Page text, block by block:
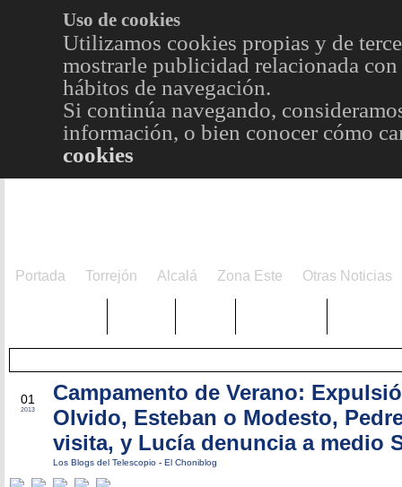
Uso de cookies
Utilizamos cookies propias y de
mostrarle publicidad relacionada
hábitos de navegación.
Si continúa navegando,
información, o bien conocer cómo
cookies
Portada Torrejón Alcalá Zona Este Otras Noticias
01
2013
Campamento de Verano:
Olvido, Esteban o Modesto,
visita, y Lucía denuncia a medio
Los Blogs del Telescopio - El Choniblog